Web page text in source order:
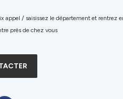
appel / saisissez le département et rentrez
près de chez vous